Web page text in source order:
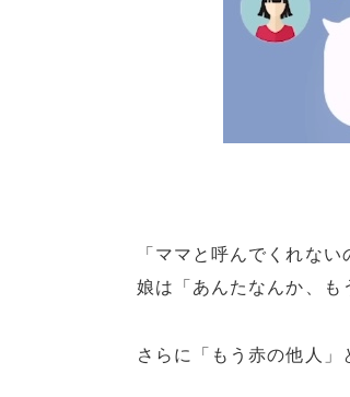
「ママと呼んでくれな
娘は「あんたなんか、も
さらに「もう赤の他人」